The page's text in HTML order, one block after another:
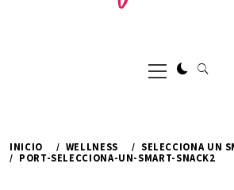
Menú
principal
INICIO WELLNESS
SELECCIONA UN
PORT-SELECCIONA-UN-SMART-SNACK2